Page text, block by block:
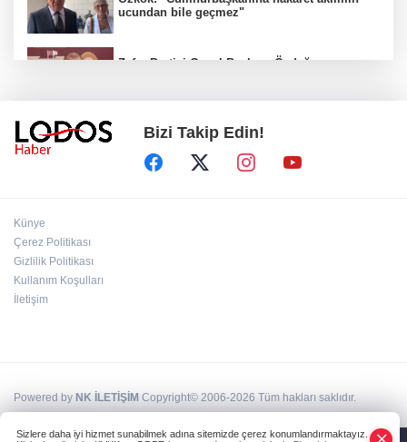
ucundan bile geçmez"
Zafer Partisi Genel Başkanı Özdağ:
Müsavat Dervişoğlu Balıkesir'e "Bayrak
Kaldırıyorum" Mitingi çağrısında bulundu!
Bizi Takip Edin!
Künye
Çerez Politikası
Gizlilik Politikası
Kullanım Koşulları
İletişim
Powered by NK İLETİŞİM Copyright© 2006-2026 Tüm hakları saklıdır.
Sizlere daha iyi hizmet sunabilmek adına sitemizde çerez konumlandırmaktayız.